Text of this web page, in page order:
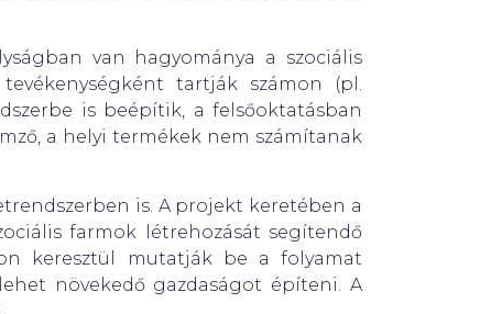
van hagyománya a szociális
tartják számon (pl.
is beépítik, a felsőoktatásban
a helyi termékek nem számítanak
is. A projekt keretében a
farmok létrehozását segítendő
keresztül mutatják be a folyamat
növekedő gazdaságot építeni. A